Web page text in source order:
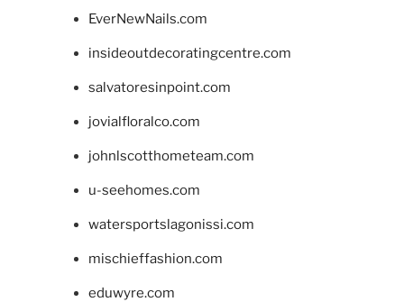
EverNewNails.com
insideoutdecoratingcentre.com
salvatoresinpoint.com
jovialfloralco.com
johnlscotthometeam.com
u-seehomes.com
watersportslagonissi.com
mischieffashion.com
eduwyre.com